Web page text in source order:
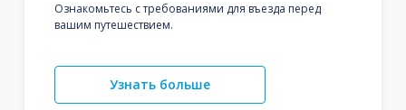
Ознакомьтесь с требованиями для въезда перед
вашим путешествием.
Узнать больше